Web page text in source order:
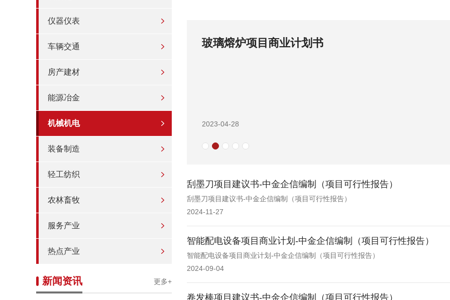
仪器仪表
车辆交通
房产建材
能源冶金
机械机电
装备制造
轻工纺织
农林畜牧
服务产业
热点产业
新闻资讯 更多+
玻璃熔炉项目商业计划书
2023-04-28
刮墨刀项目建议书-中金企信编制（项目可行性报告）
刮墨刀项目建议书-中金企信编制（项目可行性报告）
2024-11-27
智能配电设备项目商业计划-中金企信编制（项目可行性报告）
智能配电设备项目商业计划-中金企信编制（项目可行性报告）
2024-09-04
卷发棒项目建议书-中金企信编制（项目可行性报告）